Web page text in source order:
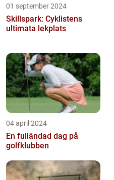
01 september 2024
Skillspark: Cyklistens
ultimata lekplats
04 april 2024
En fulländad dag på
golfklubben